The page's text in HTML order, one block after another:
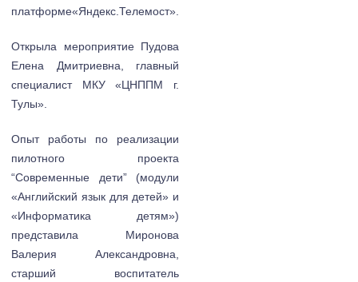
платформе«Яндекс.Телемост».
Открыла мероприятие Пудова
Елена Дмитриевна, главный
специалист МКУ «ЦНППМ г.
Тулы».
Опыт работы по реализации
пилотного проекта
“Современные дети” (модули
«Английский язык для детей» и
«Информатика детям»)
представила Миронова
Валерия Александровна,
старший воспитатель